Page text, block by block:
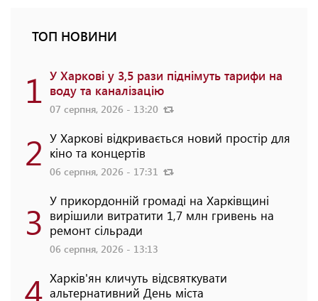
ТОП НОВИНИ
1 У Харкові у 3,5 рази піднімуть тарифи на
воду та каналізацію
07 серпня, 2026 - 13:20
2 У Харкові відкривається новий простір для
кіно та концертів
06 серпня, 2026 - 17:31
3 У прикордонній громаді на Харківщині
вирішили витратити 1,7 млн гривень на
ремонт сільради
06 серпня, 2026 - 13:13
4 Харків'ян кличуть відсвяткувати
альтернативний День міста